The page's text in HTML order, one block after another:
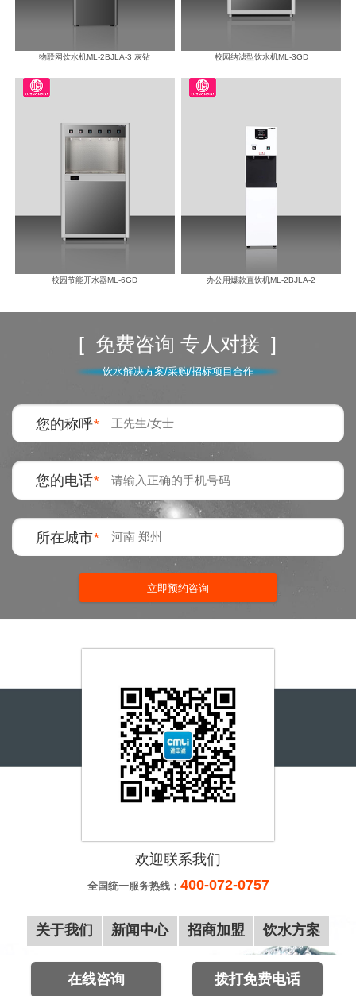
物联网饮水机ML-2BJLA-3 灰钻 校园纳滤型饮水机ML-3GD
校园节能开水器ML-6GD 办公用爆款直饮机ML-2BJLA-2
[ 免费咨询 专人对接 ]
饮水解决方案/采购/招标项目合作
您的称呼*
您的电话*
所在城市*
立即预约咨询
欢迎联系我们
全国统一服务热线： 400-072-0757
关于我们 新闻中心 招商加盟 饮水方案
在线咨询 拨打免费电话